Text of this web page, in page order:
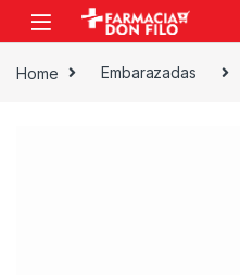
Home Embarazadas